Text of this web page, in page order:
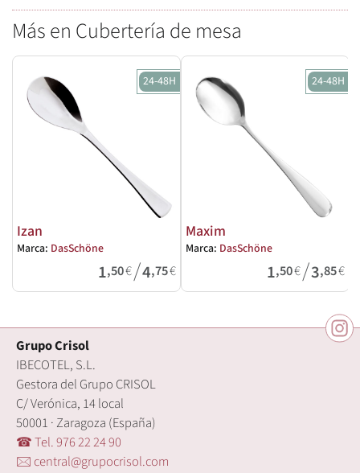
Más en Cubertería de mesa
24-48H
Izan
Marca: DasSchöne
1,50€/4,75€
24-48H
Maxim
Marca: DasSchöne
1,50€/3,85€
Grupo Crisol
IBECOTEL, S.L.
Gestora del Grupo CRISOL
C/ Verónica, 14 local
50001 · Zaragoza (España)
☎ Tel. 976 22 24 90
🖂 central@grupocrisol.com